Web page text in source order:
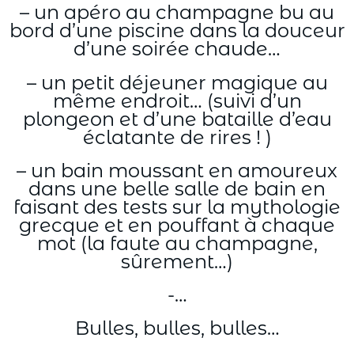
– un apéro au champagne bu au
bord d’une piscine dans la douceur
d’une soirée chaude…
– un petit déjeuner magique au
même endroit… (suivi d’un
plongeon et d’une bataille d’eau
éclatante de rires ! )
– un bain moussant en amoureux
dans une belle salle de bain en
faisant des tests sur la mythologie
grecque et en pouffant à chaque
mot (la faute au champagne,
sûrement…)
-…
Bulles, bulles, bulles…